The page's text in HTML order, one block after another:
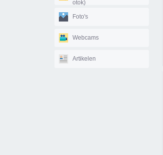
otok)
Foto's
Webcams
Artikelen